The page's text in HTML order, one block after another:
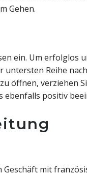
Gehen.
ein. Um erfolglos
untersten Reihe
öffnen, verziehen
ebenfalls positiv
mit